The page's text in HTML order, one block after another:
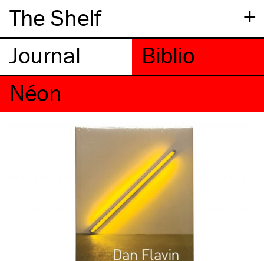
+
The Shelf
Néon